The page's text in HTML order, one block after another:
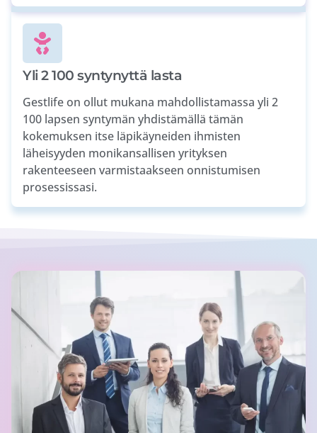
Yli 2 100 syntynyttä lasta
Gestlife on ollut mukana mahdollistamassa yli 2
100 lapsen syntymän yhdistämällä tämän
kokemuksen itse läpikäyneiden ihmisten
läheisyyden monikansallisen yrityksen
rakenteeseen varmistaakseen onnistumisen
prosessissasi.